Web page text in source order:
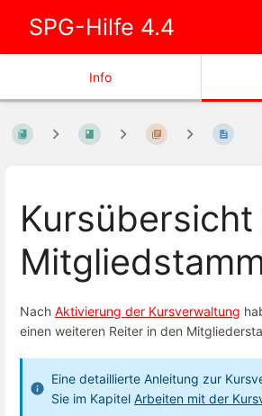
SPG-Hilfe 4.4
Info
Kursübersicht
Nach Aktivierung der Kursverwaltung
einen weiteren Reiter in den
Eine detaillierte Anleitung zur
Sie im Kapitel Arbeiten mit der